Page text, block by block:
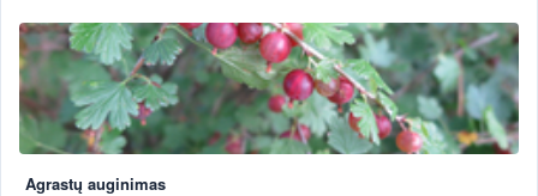
Agrastų auginimas